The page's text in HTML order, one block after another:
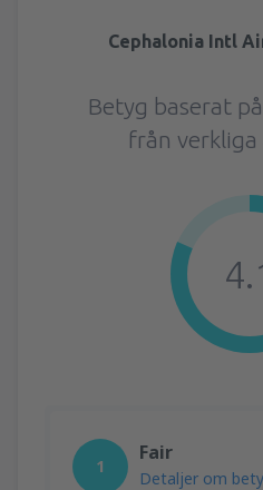
Cephalonia Intl
Betyg baserat på
från verkliga
1
Fair
Detaljer om